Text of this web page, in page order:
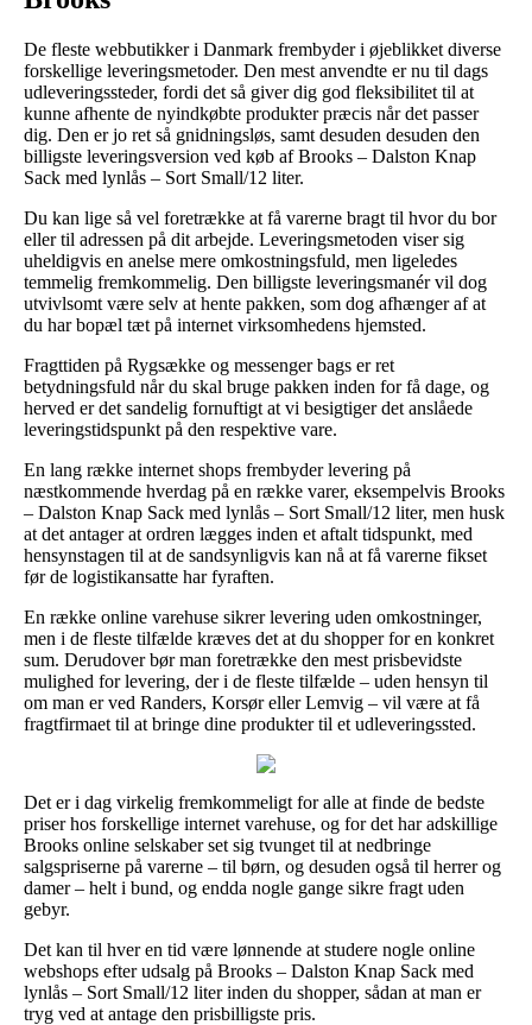
De fleste webbutikker i Danmark frembyder i øjeblikket diverse
forskellige leveringsmetoder. Den mest anvendte er nu til dags
udleveringssteder, fordi det så giver dig god fleksibilitet til at
kunne afhente de nyindkøbte produkter præcis når det passer
dig. Den er jo ret så gnidningsløs, samt desuden desuden den
billigste leveringsversion ved køb af Brooks – Dalston Knap
Sack med lynlås – Sort Small/12 liter.
Du kan lige så vel foretrække at få varerne bragt til hvor du bor
eller til adressen på dit arbejde. Leveringsmetoden viser sig
uheldigvis en anelse mere omkostningsfuld, men ligeledes
temmelig fremkommelig. Den billigste leveringsmanér vil dog
utvivlsomt være selv at hente pakken, som dog afhænger af at
du har bopæl tæt på internet virksomhedens hjemsted.
Fragttiden på Rygsække og messenger bags er ret
betydningsfuld når du skal bruge pakken inden for få dage, og
herved er det sandelig fornuftigt at vi besigtiger det anslåede
leveringstidspunkt på den respektive vare.
En lang række internet shops frembyder levering på
næstkommende hverdag på en række varer, eksempelvis Brooks
– Dalston Knap Sack med lynlås – Sort Small/12 liter, men husk
at det antager at ordren lægges inden et aftalt tidspunkt, med
hensynstagen til at de sandsynligvis kan nå at få varerne fikset
før de logistikansatte har fyraften.
En række online varehuse sikrer levering uden omkostninger,
men i de fleste tilfælde kræves det at du shopper for en konkret
sum. Derudover bør man foretrække den mest prisbevidste
mulighed for levering, der i de fleste tilfælde – uden hensyn til
om man er ved Randers, Korsør eller Lemvig – vil være at få
fragtfirmaet til at bringe dine produkter til et udleveringssted.
Det er i dag virkelig fremkommeligt for alle at finde de bedste
priser hos forskellige internet varehuse, og for det har adskillige
Brooks online selskaber set sig tvunget til at nedbringe
salgspriserne på varerne – til børn, og desuden også til herrer og
damer – helt i bund, og endda nogle gange sikre fragt uden
gebyr.
Det kan til hver en tid være lønnende at studere nogle online
webshops efter udsalg på Brooks – Dalston Knap Sack med
lynlås – Sort Small/12 liter inden du shopper, sådan at man er
tryg ved at antage den prisbilligste pris.